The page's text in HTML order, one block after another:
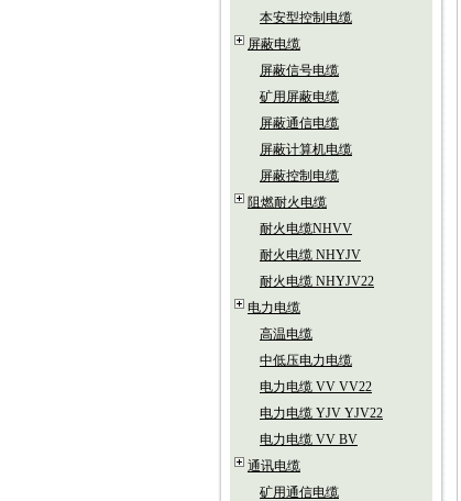
本安型控制电缆
屏蔽电缆
屏蔽信号电缆
矿用屏蔽电缆
屏蔽通信电缆
屏蔽计算机电缆
屏蔽控制电缆
阻燃耐火电缆
耐火电缆NHVV
耐火电缆 NHYJV
耐火电缆 NHYJV22
电力电缆
高温电缆
中低压电力电缆
电力电缆 VV VV22
电力电缆 YJV YJV22
电力电缆 VV BV
通讯电缆
矿用通信电缆